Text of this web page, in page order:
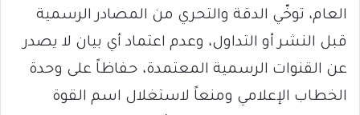
العام، توخّي الدقة والتحري من المصادر الرسمية
قبل النشر أو التداول، وعدم اعتماد أي بيان لا يصدر
عن القنوات الرسمية المعتمدة، حفاظاً على وحدة
الخطاب الإعلامي ومنعاً لاستغلال اسم القوة